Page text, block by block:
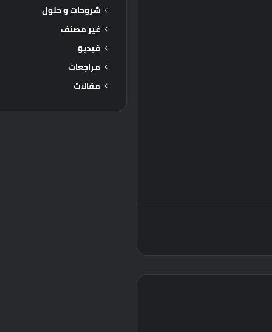
شروحات و حلول
غير مصنف
فيديو
مراجعات
مقالات